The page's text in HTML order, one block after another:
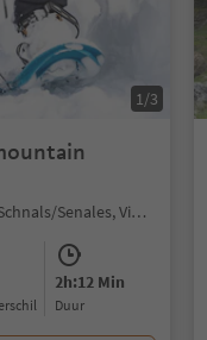
1/3
Madonna/Unser Frau, Schnals/Senales, Vinschgau/Val Venosta
2h:12 Min
Duur